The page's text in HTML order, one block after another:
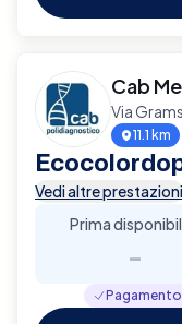
Cab
Via
11.1 km
Vedi altre prestazioni
Prima
-